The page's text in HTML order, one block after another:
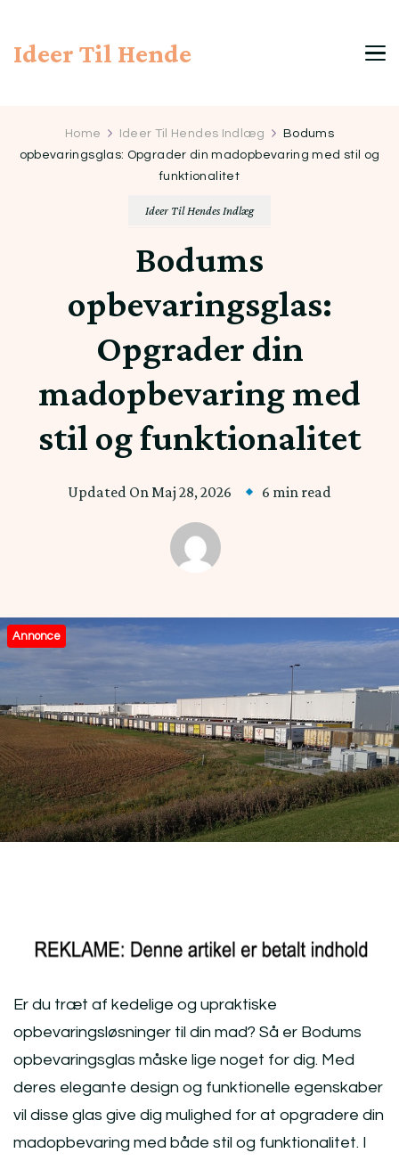
Ideer Til Hende
Home Ideer Til Hendes Indlæg
Bodums
opbevaringsglas: Opgrader din madopbevaring med stil og
funktionalitet
Ideer Til Hendes Indlæg
Bodums
opbevaringsglas:
Opgrader din
madopbevaring med
stil og funktionalitet
Updated OnMaj 28, 2026 6 min read
Annonce
Er du træt af kedelige og upraktiske
opbevaringsløsninger til din mad? Så er Bodums
opbevaringsglas måske lige noget for dig. Med
deres elegante design og funktionelle egenskaber
vil disse glas give dig mulighed for at opgradere din
madopbevaring med både stil og funktionalitet. I